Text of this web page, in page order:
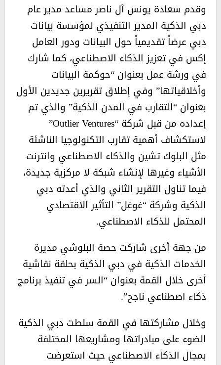
وقدم سعادة يونس آل ناصر مساعد مدير عام
دبي الذكية المدير التنفيذي لمؤسسة بيانات
دبي عرضاً تقديمياً حول البيانات ودور العامل
إكس في تعزيز الذكاء الاصطناعي، كما شارك
في ورشة عمل بعنوان “حوكمة البيانات
وأخلاقياتها” وفي إطلاق تقريرين جديدين الأول
بعنوان “التقارب في المدن الذكية” والذي تم
إعداده من قبل شركة “Outlier Ventures”
لاستكشاف أهمية تقارب التكنولوجيا الناشئة
مثل البلوك تشين والذكاء الاصطناعي وانترنت
الأشياء وغيرها لإنشاء شبكة لا مركزية جديدة،
فيما تناول التقرير الثاني والذي أعدته دبي
الذكية وشركة “غوغل” التأثير الاقتصادي
المحتمل للذكاء الاصطناعي.
من جهة أخرى شاركت حصة البلوشي مديرة
الخدمات الذكية في دبي الذكية بحلقة نقاشية
أخرى خلال القمة بعنوان “السر في تنفيذ برنامج
ذكاء اصطناعي ناجح”.
وخلال مشاركتها في القمة سلطت دبي الذكية
الضوء على مبادراتها ومشاريعها المختلفة
بمجال الذكاء الاصطناعي حيث استعرضت